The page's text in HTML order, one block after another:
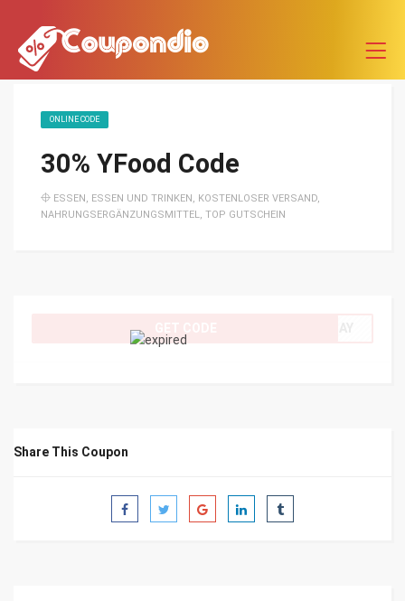
ONLINE CODE
30% YFood Code
ESSEN, ESSEN UND TRINKEN, KOSTENLOSER VERSAND,
NAHRUNGSERGÄNZUNGSMITTEL, TOP GUTSCHEIN
Share This Coupon